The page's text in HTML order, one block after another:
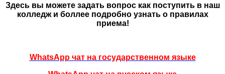
Здесь вы можете задать вопрос как поступить в наш
колледж и боллее подробно узнать о правилах
приема!
WhatsApp чат на государственном языке